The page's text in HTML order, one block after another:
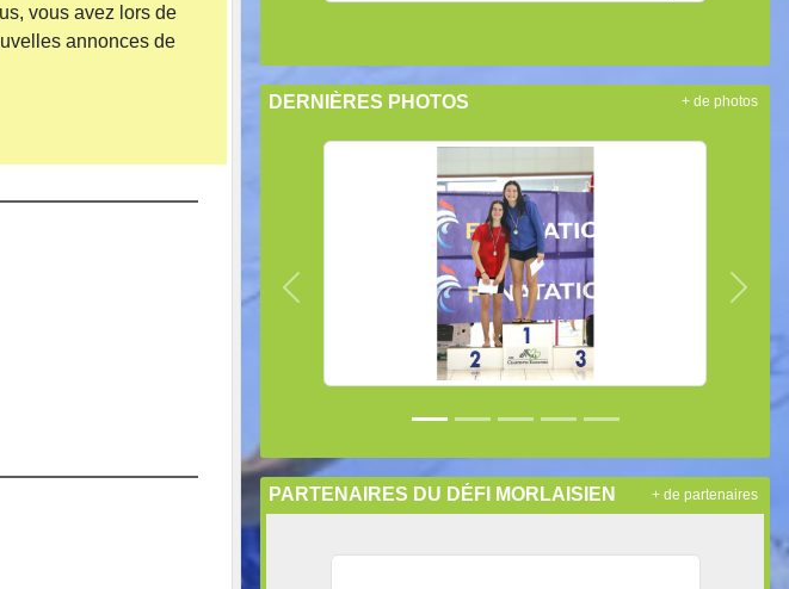
vous avez lors de
annonces de
DERNIÈRES PHOTOS
Précedent
+ de photos
PARTENAIRES DU DÉFI MORLAISIEN + de partenaires